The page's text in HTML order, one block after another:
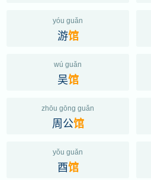
yóu guǎn
游馆
wú guǎn
吴馆
zhōu gōng guǎn
周公馆
yǒu guǎn
酉馆